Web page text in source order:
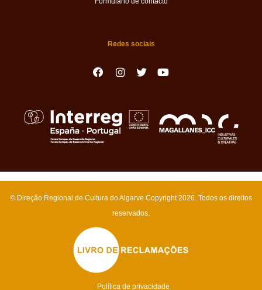
Redes sociais
© Direção Regional de Cultura do Algarve Copyright 2026 . Todos os direitos
reservados.
Política de privacidade